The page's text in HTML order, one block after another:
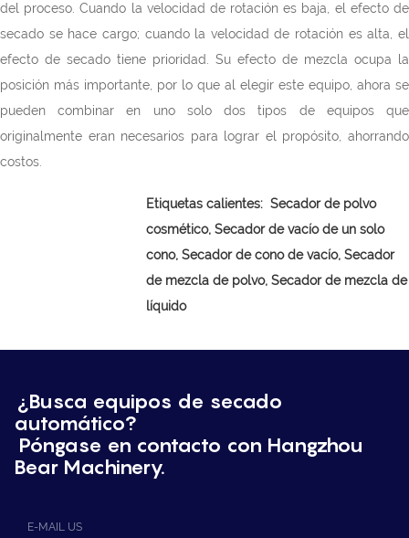
del proceso. Cuando la velocidad de rotación es baja, el efecto de
secado se hace cargo; cuando la velocidad de rotación es alta, el
efecto de secado tiene prioridad. Su efecto de mezcla ocupa la
posición más importante, por lo que al elegir este equipo, ahora se
pueden combinar en uno solo dos tipos de equipos que
originalmente eran necesarios para lograr el propósito, ahorrando
costos.
Etiquetas calientes: Secador de polvo
cosmético, Secador de vacío de un solo
cono, Secador de cono de vacío, Secador
de mezcla de polvo, Secador de mezcla de
líquido
¿Busca equipos de secado
automático?
Póngase en contacto con Hangzhou
Bear Machinery.
E-MAIL US